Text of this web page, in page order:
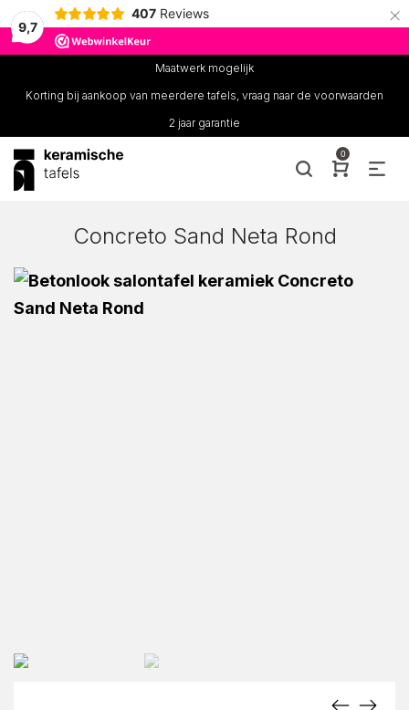
9,7
407 Reviews ×
Maatwerk mogelijk
Korting bij aankoop van meerdere tafels, vraag naar de voorwaarden
2 jaar garantie
0
Concreto Sand Neta Rond